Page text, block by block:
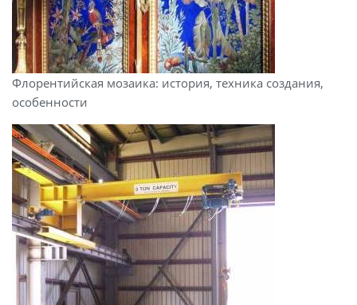
Флорентийская мозаика: история, техника создания,
особенности